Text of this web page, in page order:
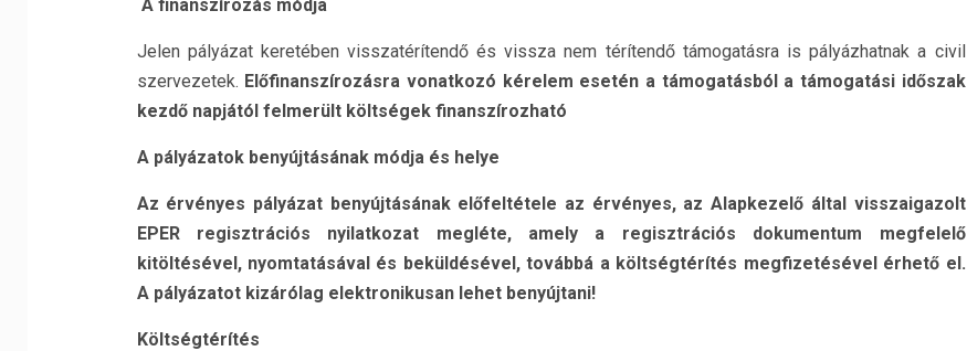
A finanszírozás módja
Jelen pályázat keretében visszatérítendő és vissza nem térítendő támogatásra is pályázhatnak a civil
szervezetek. Előfinanszírozásra vonatkozó kérelem esetén a támogatásból a támogatási időszak
kezdő napjától felmerült költségek finanszírozható
A pályázatok benyújtásának módja és helye
Az érvényes pályázat benyújtásának előfeltétele az érvényes, az Alapkezelő által visszaigazolt
EPER regisztrációs nyilatkozat megléte, amely a regisztrációs dokumentum megfelelő
kitöltésével, nyomtatásával és beküldésével, továbbá a költségtérítés megfizetésével érhető el.
A pályázatot kizárólag elektronikusan lehet benyújtani!
Költségtérítés